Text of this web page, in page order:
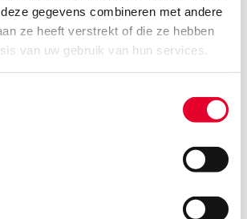
gegevens combineren met andere
ze heeft verstrekt of die ze hebben
van uw gebruik van hun services.